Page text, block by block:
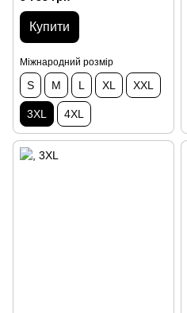
Купити
Міжнародний розмір
S M L XL XXL
3XL 4XL